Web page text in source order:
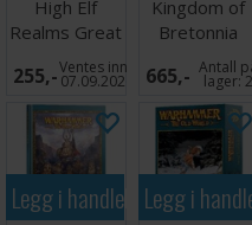
High Elf
Realms Great
Eagle Elven
Realms
255,-Ventes inn
07.09.2026
Kingdom of
Bretonnia
Knights on
Foot
665,- Antall
lager:2
Legg i handlekurven
Legg i